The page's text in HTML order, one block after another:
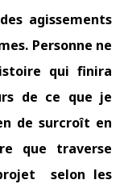
agissements
Personne ne
qui finira
de ce que je
de surcroît en
que traverse
selon les